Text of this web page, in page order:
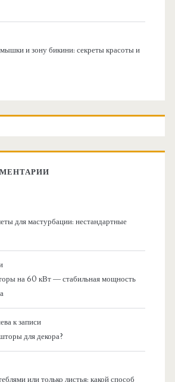
и зону бикини: секреты красоты и
для мастурбации: нестандартные
на 60 кВт — стабильная мощность
к записи
для декора?
или только листья: какой способ